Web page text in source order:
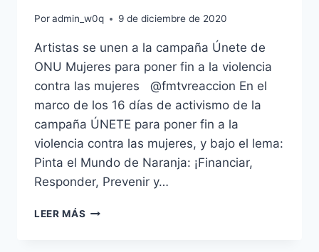
Poradmin_w0q 9 de diciembre de 2020
Artistas se unen a la campaña Únete de
ONU Mujeres para poner fin a la violencia
contra las mujeres @fmtvreaccion En el
marco de los 16 días de activismo de la
campaña ÚNETE para poner fin a la
violencia contra las mujeres, y bajo el lema:
Pinta el Mundo de Naranja: ¡Financiar,
Responder, Prevenir y…
LEER MÁS ARTISTAS